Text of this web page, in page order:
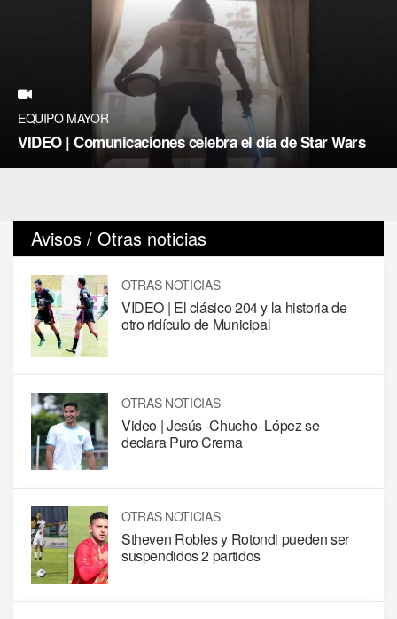
EQUIPO MAYOR
VIDEO | Comunicaciones celebra el día de Star Wars
Avisos / Otras noticias
OTRAS NOTICIAS
VIDEO | El clásico 204 y la historia de
otro ridículo de Municipal
OTRAS NOTICIAS
Video | Jesús -Chucho- López se
declara Puro Crema
OTRAS NOTICIAS
Stheven Robles y Rotondi pueden ser
suspendidos 2 partidos